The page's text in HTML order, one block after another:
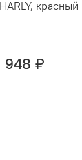
красный
948 ₽